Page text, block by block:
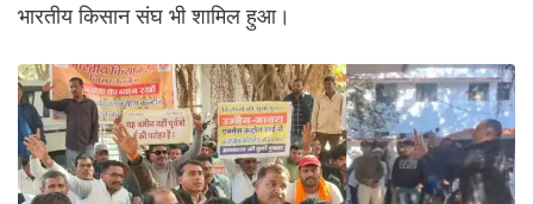
भारतीय किसान संघ भी शामिल हुआ।